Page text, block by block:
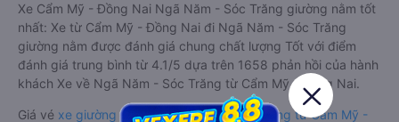
Xe Cẩm Mỹ - Đồng Nai Ngã Năm - Sóc Trăng giường nằm tốt
nhất: Xe từ Cẩm Mỹ - Đồng Nai đi Ngã Năm - Sóc Trăng
giường nằm được đánh giá chung chất lượng Tốt với điểm
đánh giá trung bình từ 4.1/5 dựa trên 1658 phản hồi của hành
khách Xe về Ngã Năm - Sóc Trăng từ Cẩm Mỹ - Đồng Nai.
Giá vé xe giường nằm đi Ngã Năm - Sóc Trăng từ Cẩm Mỹ -